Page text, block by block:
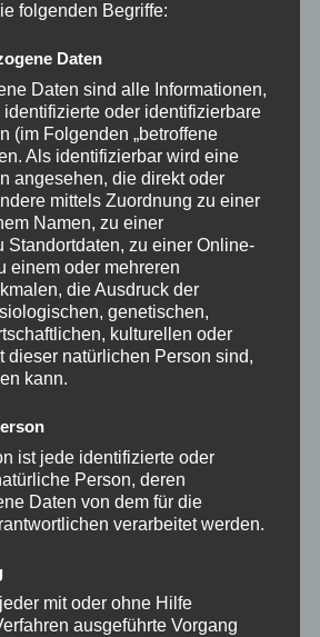
365 neue Seiten.
was du daraus machst!
Jahres ist eine Chance, altes
einfach einen Neustart hinzulegen.
Bedürfnisse ich vorgezogen habe
auf den Weg gemacht habe
verschwinden so schnell in
folgenden Begriffe:
Daten
Daten sind alle Informationen,
oder identifizierbare
(im Folgenden „betroffene
Als identifizierbar wird eine
angesehen, die direkt oder
mittels Zuordnung zu einer
Namen, zu einer
Standortdaten, zu einer Online-
einem oder mehreren
die Ausdruck der
genetischen,
kulturellen oder
dieser natürlichen Person sind,
kann.
ist jede identifizierte oder
Person, deren
Daten von dem für die
verarbeitet werden.
mit oder ohne Hilfe
ausgeführte Vorgang